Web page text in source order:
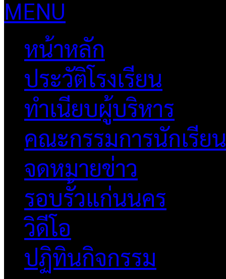
MENU
หน้าหลัก
ประวัติโรงเรียน
ทำเนียบผู้บริหาร
คณะกรรมการนักเรียน
จดหมายข่าว
รอบรั้วแก่นนคร
วิดีโอ
ปฏิทินกิจกรรม